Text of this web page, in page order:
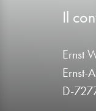
Il
Ernst
Ernst-
D-